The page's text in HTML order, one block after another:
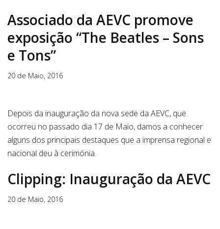
Associado da AEVC promove
exposição “The Beatles – Sons
e Tons”
20 de Maio, 2016
Depois da inauguração da nova sede da AEVC, que
ocorreu no passado dia 17 de Maio, damos a conhecer
alguns dos principais destaques que a imprensa regional e
nacional deu à cerimónia.
Clipping: Inauguração da AEVC
20 de Maio, 2016